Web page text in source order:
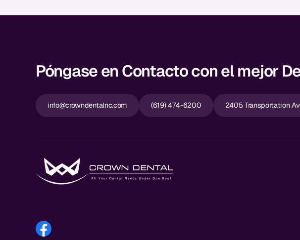
Póngase en Contacto con el mejor
info@crowndentalnc.com (619) 474-6200 2405 Transportation